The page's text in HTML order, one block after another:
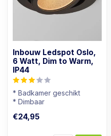
Inbouw Ledspot Oslo,
6 Watt, Dim to Warm,
IP44
* Badkamer geschikt
* Dimbaar
* Zwart armatuur
€24,95